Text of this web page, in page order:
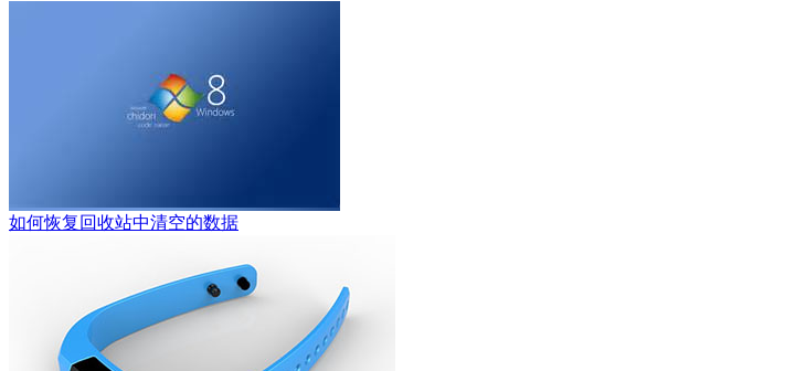
如何恢复回收站中清空的数据